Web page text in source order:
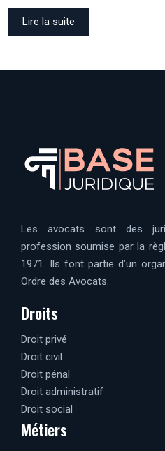
Lire la suite
Les avocats sont des
profession soumise par la
1971. Ils font partie d’un
Ordre des Avocats.
Droits
Droit privé
Droit civil
Droit pénal
Droit administratif
Droit social
Métiers